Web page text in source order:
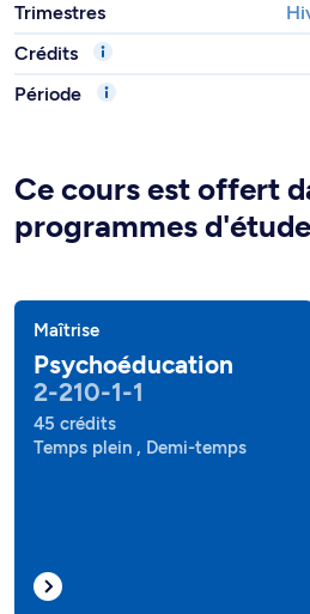
Trimestres
Crédits
Période
Ce cours est offert
programmes
Maîtrise
Psychoéducation
2-210-1-1
45 crédits
Temps plein , Demi-temps